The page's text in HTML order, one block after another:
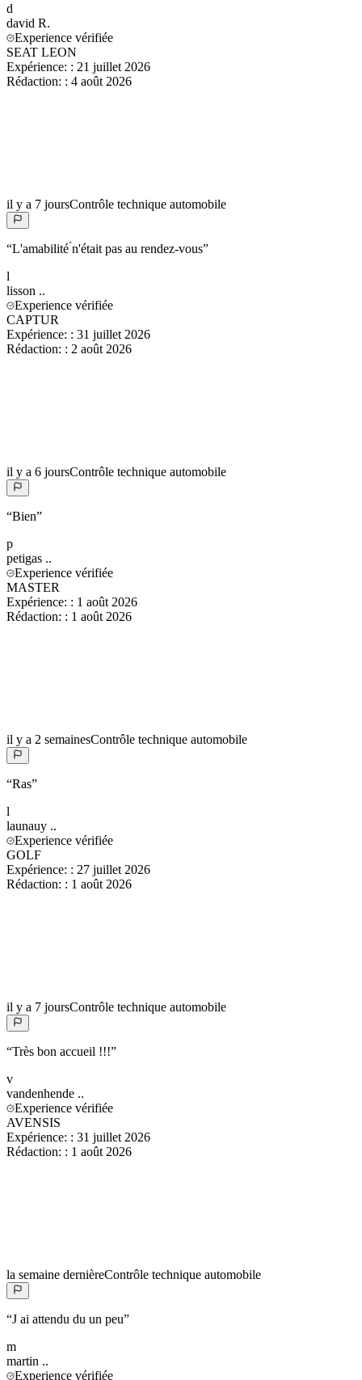
d
david R.
Experience vérifiée
SEAT LEON
Expérience: : 21 juillet 2026
Rédaction: : 4 août 2026
il y a 7 joursContrôle technique automobile
“L'amabilité ́n'était pas au rendez-vous”
l
lisson ..
Experience vérifiée
CAPTUR
Expérience: : 31 juillet 2026
Rédaction: : 2 août 2026
il y a 6 joursContrôle technique automobile
“Bien”
p
petigas ..
Experience vérifiée
MASTER
Expérience: : 1 août 2026
Rédaction: : 1 août 2026
il y a 2 semainesContrôle technique automobile
“Ras”
l
launauy ..
Experience vérifiée
GOLF
Expérience: : 27 juillet 2026
Rédaction: : 1 août 2026
il y a 7 joursContrôle technique automobile
“Très bon accueil !!!”
v
vandenhende ..
Experience vérifiée
AVENSIS
Expérience: : 31 juillet 2026
Rédaction: : 1 août 2026
la semaine dernièreContrôle technique automobile
“J ai attendu du un peu”
m
martin ..
Experience vérifiée